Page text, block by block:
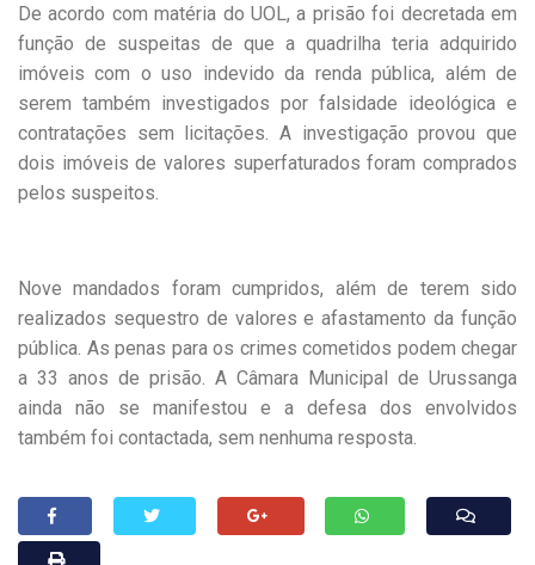
De acordo com matéria do UOL, a prisão foi decretada em
função de suspeitas de que a quadrilha teria adquirido
imóveis com o uso indevido da renda pública, além de
serem também investigados por falsidade ideológica e
contratações sem licitações. A investigação provou que
dois imóveis de valores superfaturados foram comprados
pelos suspeitos.
Nove mandados foram cumpridos, além de terem sido
realizados sequestro de valores e afastamento da função
pública. As penas para os crimes cometidos podem chegar
a 33 anos de prisão. A Câmara Municipal de Urussanga
ainda não se manifestou e a defesa dos envolvidos
também foi contactada, sem nenhuma resposta.